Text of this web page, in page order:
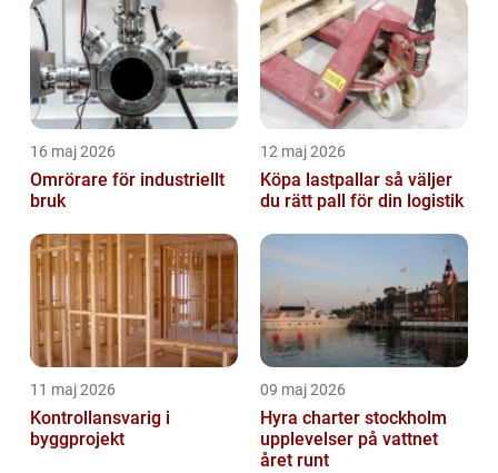
16 maj 2026
Omrörare för industriellt
bruk
12 maj 2026
Köpa lastpallar så väljer
du rätt pall för din logistik
11 maj 2026
Kontrollansvarig i
byggprojekt
09 maj 2026
Hyra charter stockholm
upplevelser på vattnet
året runt